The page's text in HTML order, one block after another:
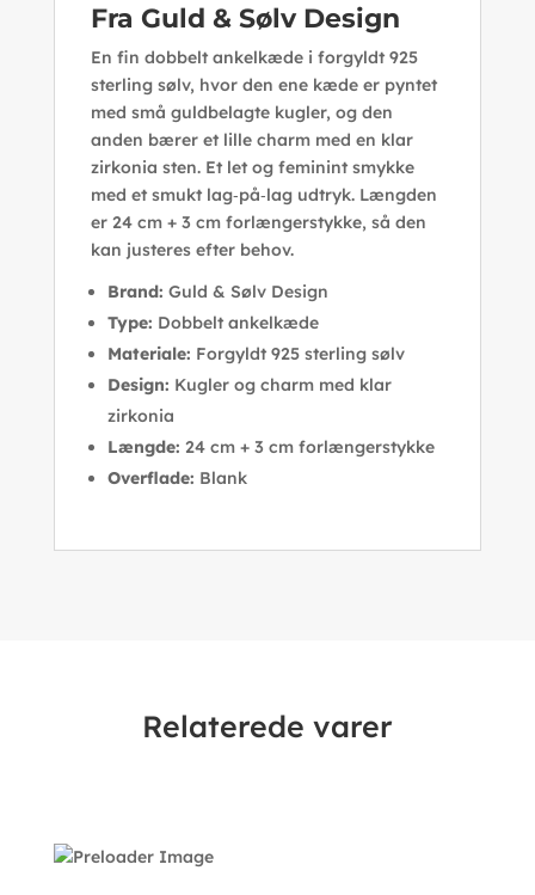
Fra Guld & Sølv Design
En fin dobbelt ankelkæde i forgyldt 925
sterling sølv, hvor den ene kæde er pyntet
med små guldbelagte kugler, og den
anden bærer et lille charm med en klar
zirkonia sten. Et let og feminint smykke
med et smukt lag‑på‑lag udtryk. Længden
er 24 cm + 3 cm forlængerstykke, så den
kan justeres efter behov.
Brand: Guld & Sølv Design
Type: Dobbelt ankelkæde
Materiale: Forgyldt 925 sterling sølv
Design: Kugler og charm med klar
zirkonia
Længde: 24 cm + 3 cm forlængerstykke
Overflade: Blank
Relaterede varer